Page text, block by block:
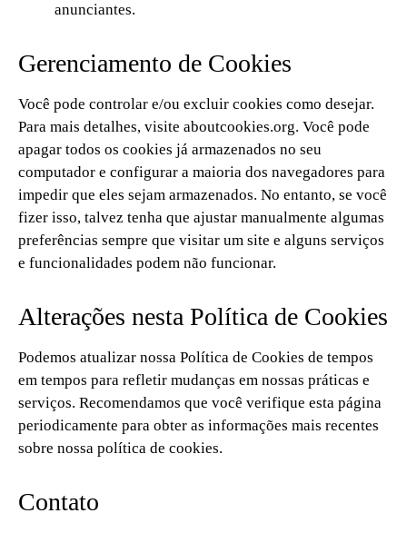
anunciantes.
Gerenciamento de Cookies
Você pode controlar e/ou excluir cookies como desejar.
Para mais detalhes, visite aboutcookies.org. Você pode
apagar todos os cookies já armazenados no seu
computador e configurar a maioria dos navegadores para
impedir que eles sejam armazenados. No entanto, se você
fizer isso, talvez tenha que ajustar manualmente algumas
preferências sempre que visitar um site e alguns serviços
e funcionalidades podem não funcionar.
Alterações nesta Política de Cookies
Podemos atualizar nossa Política de Cookies de tempos
em tempos para refletir mudanças em nossas práticas e
serviços. Recomendamos que você verifique esta página
periodicamente para obter as informações mais recentes
sobre nossa política de cookies.
Contato